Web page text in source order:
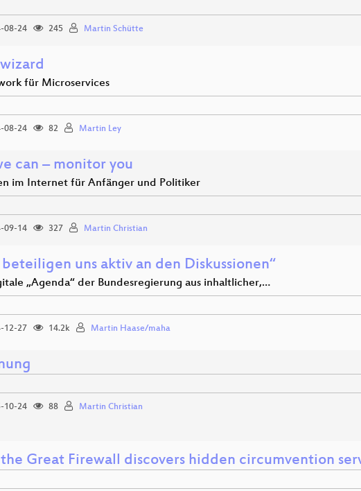
08-24 245 Martin Schütte
für Microservices
08-24 82 Martin Ley
can – monitor you
im Internet für Anfänger und Politiker
09-14 327 Martin Christian
uns aktiv an den Diskussionen“
„Agenda“ der Bundesregierung aus inhaltlicher,…
12-27 14.2k Martin Haase/maha
10-24 88 Martin Christian
Great Firewall discovers hidden circumvention